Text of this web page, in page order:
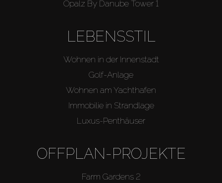
Opalz By Danube Tower 1
LEBENSSTIL
Wohnen in der Innenstadt
Golf-Anlage
Wohnen am Yachthafen
Immobilie in Strandlage
Luxus-Penthäuser
OFFPLAN-PROJEKTE
Farm Gardens 2